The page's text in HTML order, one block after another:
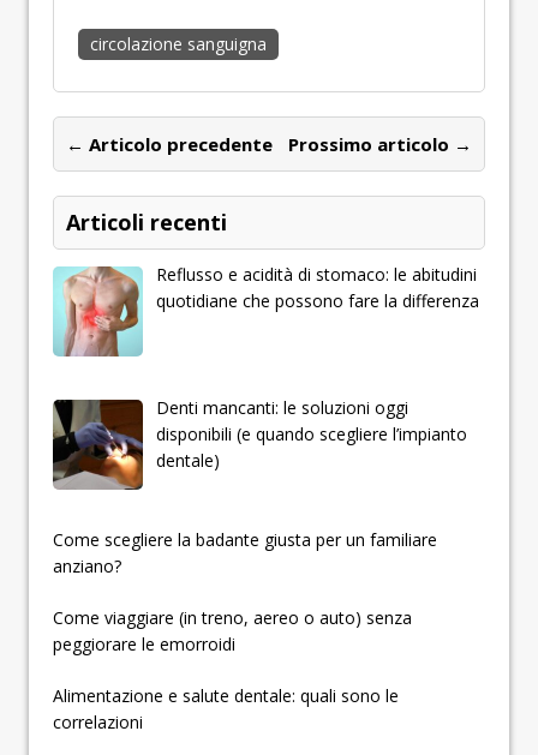
circolazione sanguigna
← Articolo precedente Prossimo articolo →
Articoli recenti
Reflusso e acidità di stomaco: le abitudini
quotidiane che possono fare la differenza
Denti mancanti: le soluzioni oggi
disponibili (e quando scegliere l’impianto
dentale)
­­­­­Come scegliere la badante giusta per un familiare
anziano?
Come viaggiare (in treno, aereo o auto) senza
peggiorare le emorroidi
Alimentazione e salute dentale: quali sono le
correlazioni